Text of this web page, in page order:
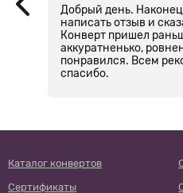
Добрый день.
написать отзыв и
Конверт пришел
аккуратненько,
понравился. Всем
спасибо.
Каталог конвертов
Сертификаты